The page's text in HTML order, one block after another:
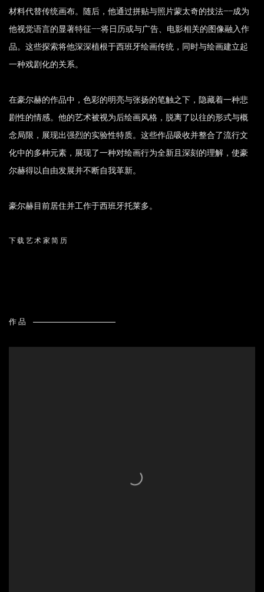
材料代替传统画布。随后，他通过拼贴与照片蒙太奇的技法——成为
他视觉语言的显著特征——将日历或与广告、电影相关的图像融入作
品。这些探索将他深深植根于西班牙绘画传统，同时与绘画建立起
一种戏剧化的关系。
在豪尔赫的作品中，色彩的明亮与张扬的笔触之下，隐藏着一种悲
剧性的情感。他的艺术被视为后绘画风格，脱离了以往的形式与概
念局限，展现出强烈的实验性特质。这些作品吸收并整合了流行文
化中的多种元素，展现了一种对绘画行为全新且深刻的理解，使豪
尔赫得以自由发展并不断自我革新。
豪尔赫目前居住并工作于西班牙托莱多。
下载艺术家简历
作品